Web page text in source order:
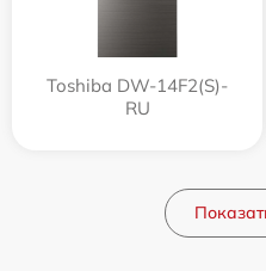
Toshiba DW-14F2(S)-
RU